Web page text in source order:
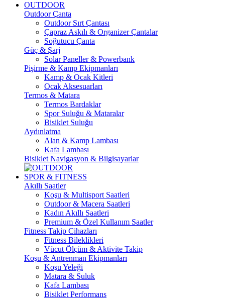
OUTDOOR
Outdoor Çanta
Outdoor Sırt Çantası
Çapraz Askılı & Organizer Çantalar
Soğutucu Çanta
Güç & Şarj
Solar Paneller & Powerbank
Pişirme & Kamp Ekipmanları
Kamp & Ocak Kitleri
Ocak Aksesuarları
Termos & Matara
Termos Bardaklar
Spor Suluğu & Mataralar
Bisiklet Suluğu
Aydınlatma
Alan & Kamp Lambası
Kafa Lambası
Bisiklet Navigasyon & Bilgisayarlar
SPOR & FITNESS
Akıllı Saatler
Koşu & Multisport Saatleri
Outdoor & Macera Saatleri
Kadın Akıllı Saatleri
Premium & Özel Kullanım Saatler
Fitness Takip Cihazları
Fitness Bileklikleri
Vücut Ölçüm & Aktivite Takip
Koşu & Antrenman Ekipmanları
Koşu Yeleği
Matara & Suluk
Kafa Lambası
Bisiklet Performans